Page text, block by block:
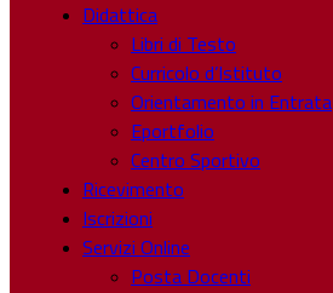
Didattica
Libri di Testo
Curricolo d’Istituto
Orientamento in Entrata
Eportfolio
Centro Sportivo
Ricevimento
Iscrizioni
Servizi Online
Posta Docenti